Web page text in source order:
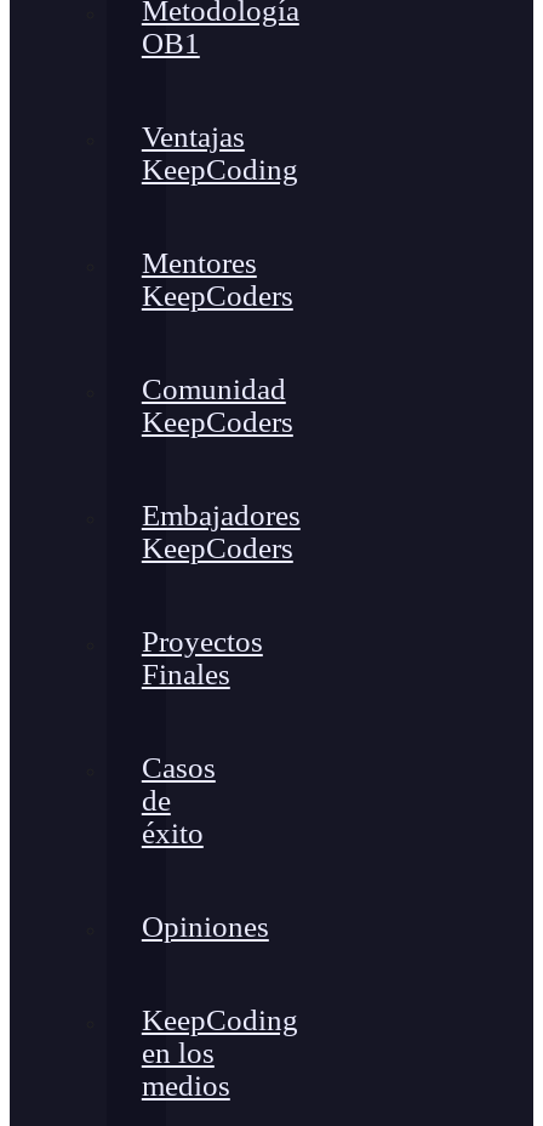
Metodología
OB1
Ventajas
KeepCoding
Mentores
KeepCoders
Comunidad
KeepCoders
Embajadores
KeepCoders
Proyectos
Finales
Casos
de
éxito
Opiniones
KeepCoding
en los
medios